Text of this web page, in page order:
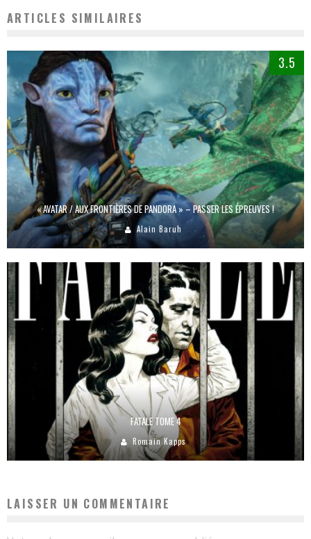
ARTICLES SIMILAIRES
3.5
« AVATAR / AUX FRONTIÈRES DE PANDORA » – PASSER LES ÉPREUVES !
Alain Baruh
FATALE TOME 4
Romain Kapps
LAISSER UN COMMENTAIRE